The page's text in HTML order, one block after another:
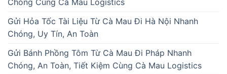
Gửi Hỏa Tốc Tài Liệu Từ Cà Mau Đi Hà Nội Nhanh
Chóng, Uy Tín, An Toàn
Gửi Bánh Phồng Tôm Từ Cà Mau Đi Pháp Nhanh
Chóng, An Toàn, Tiết Kiệm Cùng Cà Mau Logistics